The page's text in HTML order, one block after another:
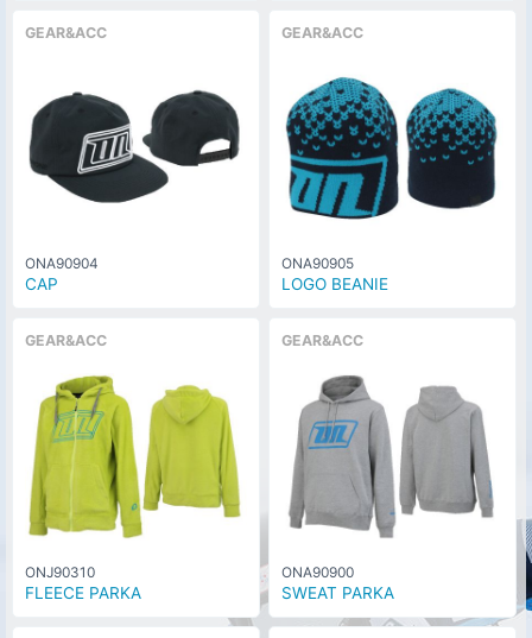
GEAR&ACC
ONA90904
CAP
GEAR&ACC
ONA90905
LOGO BEANIE
GEAR&ACC
ONJ90310
FLEECE PARKA
GEAR&ACC
ONA90900
SWEAT PARKA